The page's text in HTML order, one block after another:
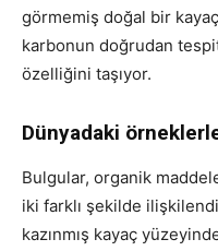
görmemiş doğal bir
karbonun doğrudan
özelliğini taşıyor.
Dünyadaki örneklerle
Bulgular, organik
iki farklı şekilde
kazınmış kayaç